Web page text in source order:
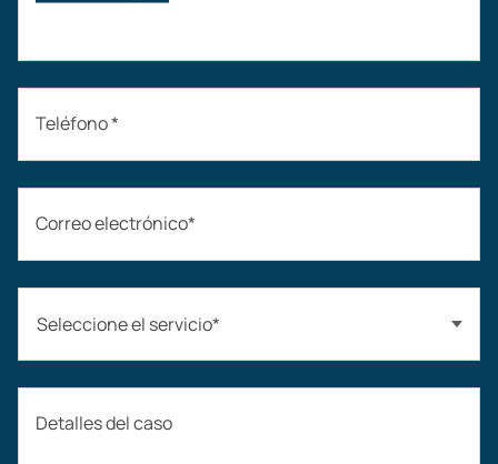
Teléfono *
Correo electrónico*
Seleccione el servicio*
Accidentes automovilísticos
Detalles del caso